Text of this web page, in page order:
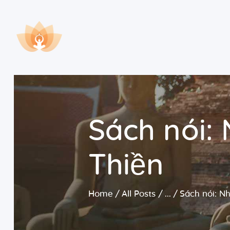
Sách nói:
Thiền
Home All Posts ... Sách nói: